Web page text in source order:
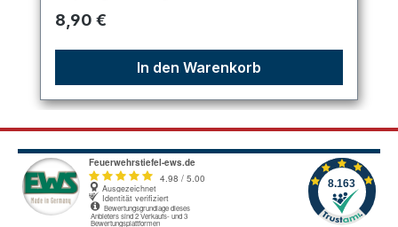
Regulärer Preis:
8,90 €
In den Warenkorb